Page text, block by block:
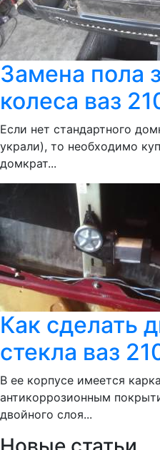
Замена пола
колеса ваз
Если нет стандартного
украли), то необходимо
домкрат...
Как сделать
стекла ваз
В ее корпусе имеется
антикоррозионным
двойного слоя...